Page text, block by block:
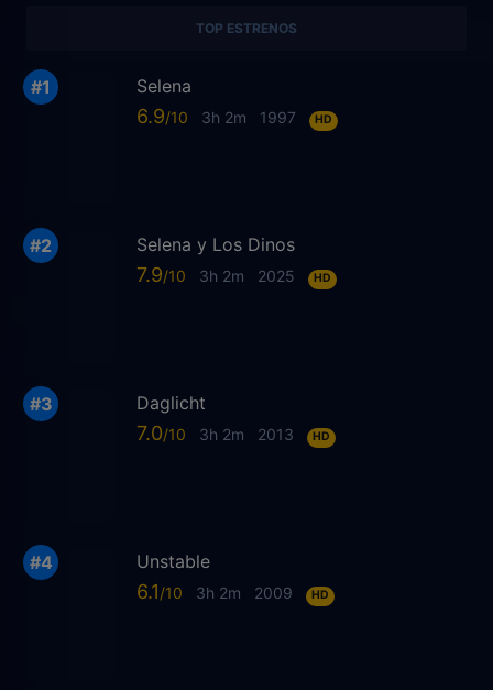
TOP ESTRENOS
Selena
6.9 3h 2m 1997 HD
Selena y Los Dinos
7.9 3h 2m 2025 HD
Daglicht
7.0 3h 2m 2013 HD
Unstable
6.1 3h 2m 2009 HD